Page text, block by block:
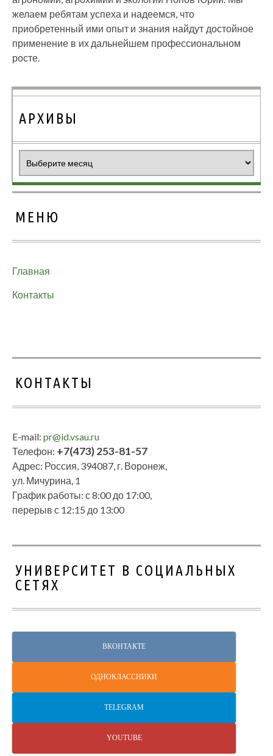
желаем ребятам успеха и надеемся, что
приобретенный ими опыт и знания найдут достойное
применение в их дальнейшем профессиональном
росте.
АРХИВЫ
МЕНЮ
Главная
Контакты
КОНТАКТЫ
E-mail: pr@id.vsau.ru
Телефон: +7(473) 253-81-57
Адрес: Россия, 394087, г. Воронеж,
ул. Мичурина, 1
График работы: с 8:00 до 17:00,
перерыв с 12:15 до 13:00
УНИВЕРСИТЕТ В СОЦИАЛЬНЫХ
СЕТЯХ
ВКОНТАКТЕ
ОДНОКЛАССНИКИ
TELEGRAM
YOUTUBE